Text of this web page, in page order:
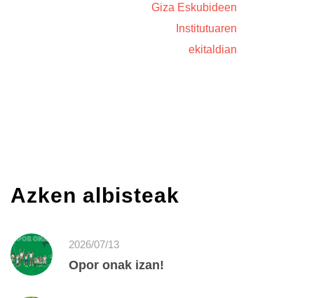
Giza Eskubideen
Institutuaren
ekitaldian
Azken albisteak
2026/07/13
Opor onak izan!